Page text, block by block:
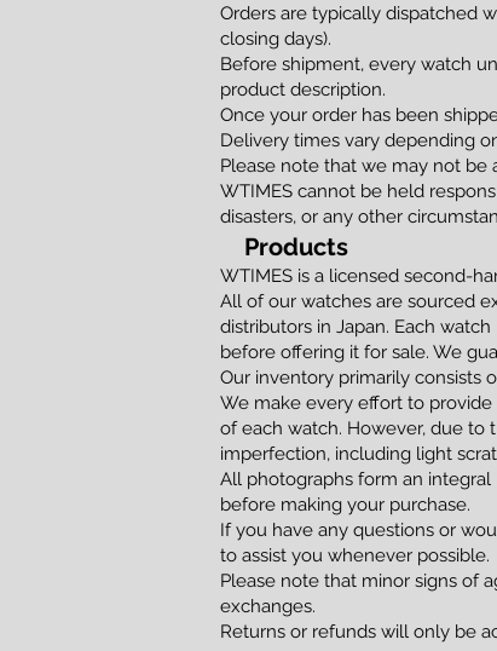
Orders are typically dispatched
closing days).
Before shipment, every watch
product description.
Once your order has been
Delivery times vary depending
Please note that we may not be
WTIMES cannot be held
disasters, or any other
Products
WTIMES is a licensed second-
All of our watches are sourced
distributors in Japan. Each
before offering it for sale. We
Our inventory primarily consists
We make every effort to
of each watch. However, due to
imperfection, including light
All photographs form an
before making your purchase.
If you have any questions or
to assist you whenever possible.
Please note that minor signs of
exchanges.
Returns or refunds will only be